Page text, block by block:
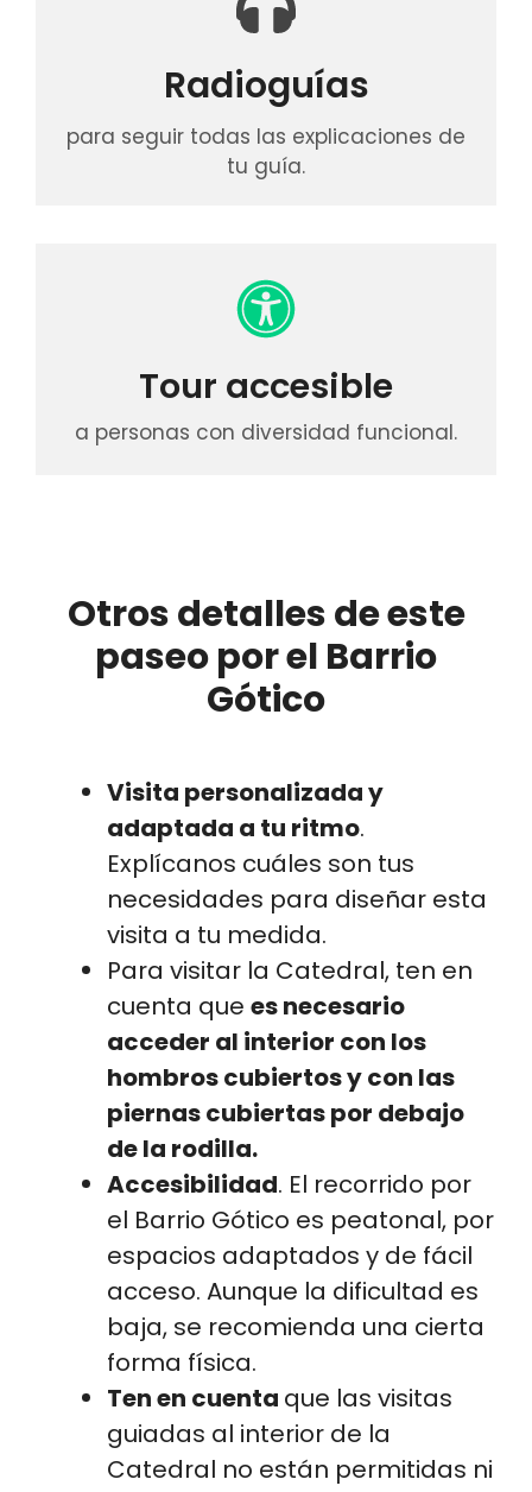
Radioguías
para seguir todas las explicaciones de
tu guía.
Tour accesible
a personas con diversidad funcional.
Otros detalles de este
paseo por el Barrio
Gótico
Visita personalizada y
adaptada a tu ritmo.
Explícanos cuáles son tus
necesidades para diseñar esta
visita a tu medida.
Para visitar la Catedral, ten en
cuenta que es necesario
acceder al interior con los
hombros cubiertos y con las
piernas cubiertas por debajo
de la rodilla.
Accesibilidad. El recorrido por
el Barrio Gótico es peatonal, por
espacios adaptados y de fácil
acceso. Aunque la dificultad es
baja, se recomienda una cierta
forma física.
Ten en cuenta que las visitas
guiadas al interior de la
Catedral no están permitidas ni